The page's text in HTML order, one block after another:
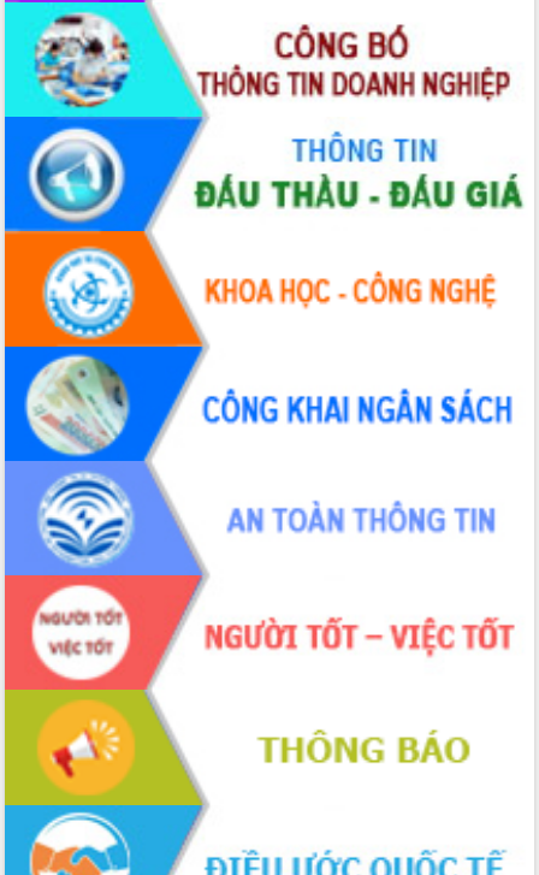
Triển khai đồng bộ đo đạc, lập hồ sơ
địa chính, hoàn thiện cơ sở dữ liệu đất
đai
Ứng dụng sinh trắc học - Bước tiến
trong hành trình chuyển đổi số tại Đắk
Lắk
Đắk Lắk nâng cao hiệu quả công tác
Đảng từ Sổ tay đảng viên điện tử
Đắk Lắk đẩy mạnh nuôi biển công
nghệ, hướng tới phát triển thủy sản
bền vững
Tập huấn nâng cao năng lực triển khai
chuyển đổi số cho cán bộ, công chức
cấp xã
Đắk Lắk phát động hưởng ứng Ngày
Quyền của người tiêu dùng Việt Nam
2026
Đẩy mạnh cải cách hành chính, quyết
tâm đạt được mục tiêu tăng trưởng
hai con số trong năm 2026
Tổ chức trang trọng Lễ hội Đền thờ
Lương Văn Chánh năm 2026
Phó Bí thư Tỉnh ủy Đắk Lắk Đỗ Hữu
Huy giữ chức Bí thư Đảng ủy Ủy Ban
Nhân dân tỉnh
Bệnh án điện tử thúc đẩy chuyển đổi
số y tế tại Đắk Lắk
Chuyển đổi số thư viện: Mở rộng
không gian tri thức trong thời đại số
Đánh giá, rút kinh nghiệm công tác tổ
chức diễn tập trước ngày bầu cử
Chương trình “Gặp gỡ hữu nghị –
Friendship Meeting New Year 2026”